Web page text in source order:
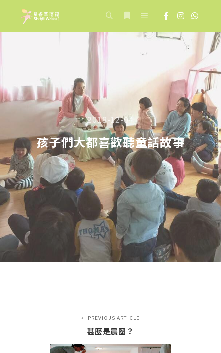
2018-12-04
孩子們大都喜歡聽童話故事
PREVIOUS ARTICLE
甚麼是晨圈？